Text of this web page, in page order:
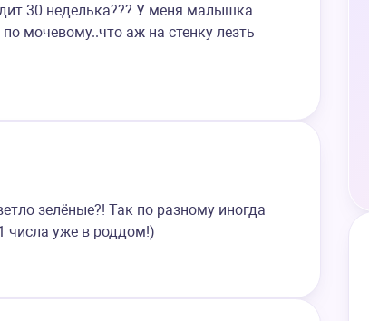
30 неделька??? У меня малышка
мочевому..что аж на стенку лезть
зелёные?! Так по разному иногда
числа уже в роддом!)